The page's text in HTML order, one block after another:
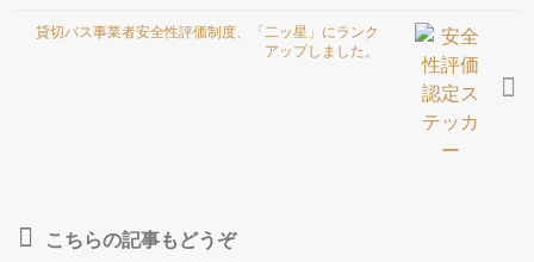
貸切バス事業者安全性評価制度、「二ッ星」にランク
アップしました。
こちらの記事もどうぞ